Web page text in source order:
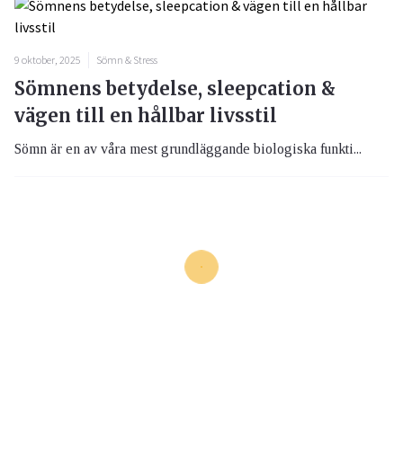
9 oktober, 2025 Sömn & Stress
Sömnens betydelse, sleepcation &
vägen till en hållbar livsstil
Sömn är en av våra mest grundläggande biologiska funkti...